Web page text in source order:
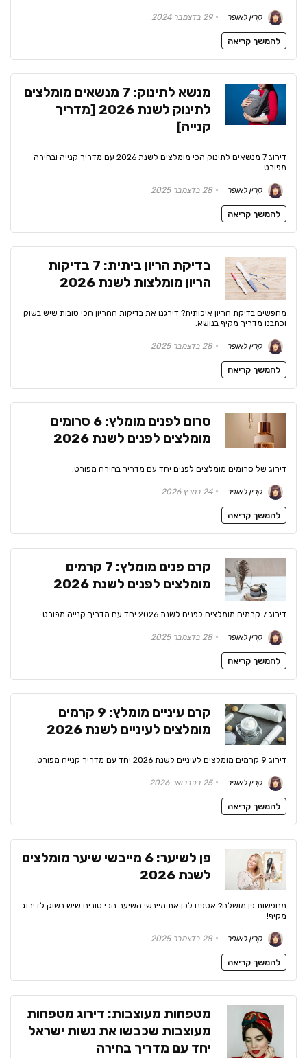
קרין לאופר 29 בדצמבר 2024
להמשך קריאה
מנשא לתינוק: 7 מנשאים מומלצים
לתינוק לשנת 2026 [מדריך
קנייה]
דירוג 7 מנשאים לתינוק הכי מומלצים לשנת 2026 עם מדריך קנייה ובחירה
מפורט.
קרין לאופר 28 בדצמבר 2025
להמשך קריאה
בדיקת הריון ביתית: 7 בדיקות
הריון מומלצות לשנת 2026
מחפשים בדיקת הריון איכותית? דירגנו את בדיקות ההריון הכי טובות שיש בשוק
וכתבנו מדריך מקיף בנושא.
קרין לאופר 28 בדצמבר 2025
להמשך קריאה
סרום לפנים מומלץ: 6 סרומים
מומלצים לפנים לשנת 2026
דירוג של סרומים מומלצים לפנים יחד עם מדריך בחירה מפורט.
קרין לאופר 24 במרץ 2026
להמשך קריאה
קרם פנים מומלץ: 7 קרמים
מומלצים לפנים לשנת 2026
דירוג 7 קרמים מומלצים לפנים לשנת 2026 יחד עם מדריך קנייה מפורט.
קרין לאופר 28 בדצמבר 2025
להמשך קריאה
קרם עיניים מומלץ: 9 קרמים
מומלצים לעיניים לשנת 2026
דירוג 9 קרמים מומלצים לעיניים לשנת 2026 יחד עם מדריך קנייה מפורט.
קרין לאופר 25 בפברואר 2026
להמשך קריאה
פן לשיער: 6 מייבשי שיער מומלצים
לשנת 2026
מחפשות פן מושלם? אספנו לכן את מייבשי השיער הכי טובים שיש בשוק לדירוג
מקיף!
קרין לאופר 28 בדצמבר 2025
להמשך קריאה
מטפחות מעוצבות: דירוג מטפחות
מעוצבות שכבשו את נשות ישראל
יחד עם מדריך בחירה